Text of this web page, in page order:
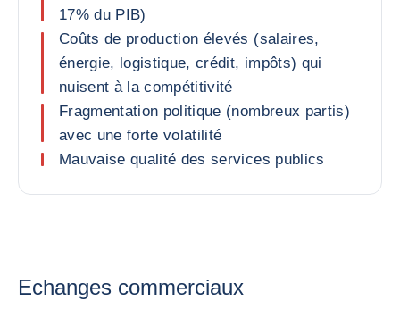
17% du PIB)
Coûts de production élevés (salaires,
énergie, logistique, crédit, impôts) qui
nuisent à la compétitivité
Fragmentation politique (nombreux partis)
avec une forte volatilité
Mauvaise qualité des services publics
Echanges commerciaux